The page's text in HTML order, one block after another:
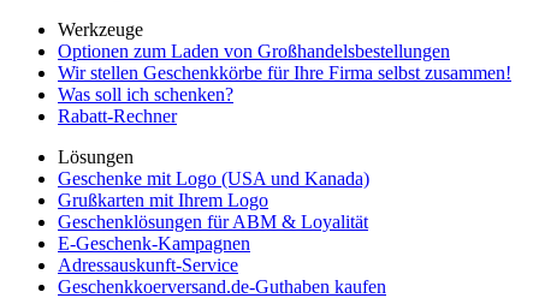
Werkzeuge
Optionen zum Laden von Großhandelsbestellungen
Wir stellen Geschenkkörbe für Ihre Firma selbst zusammen!
Was soll ich schenken?
Rabatt-Rechner
Lösungen
Geschenke mit Logo (USA und Kanada)
Grußkarten mit Ihrem Logo
Geschenklösungen für ABM & Loyalität
E-Geschenk-Kampagnen
Adressauskunft-Service
Geschenkkoerversand.de-Guthaben kaufen